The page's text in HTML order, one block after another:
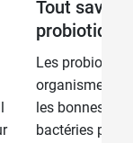
Tout savoir
Les
organismes
les bonnes et
bactéries